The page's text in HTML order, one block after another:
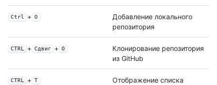
Ctrl + О
Добавление локального
репозитория
CTRL + Сдвиг + O
Клонирование репозитория
из GitHub
CTRL + T
Отображение списка